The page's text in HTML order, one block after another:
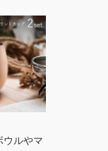
ウルやマ